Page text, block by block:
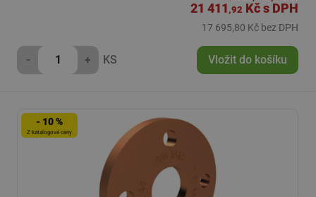
21 411 ,92 Kčs DPH
17 695,80 Kč bez DPH
- + KS Vložit do košíku
- 10 %
Z katalogové ceny